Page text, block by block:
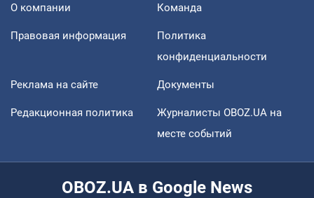
О компании Команда
Правовая информация
Политика
конфиденциальности
Реклама на сайте Документы
Редакционная политика
Журналисты OBOZ.UA на
месте событий
OBOZ.UA в Google News